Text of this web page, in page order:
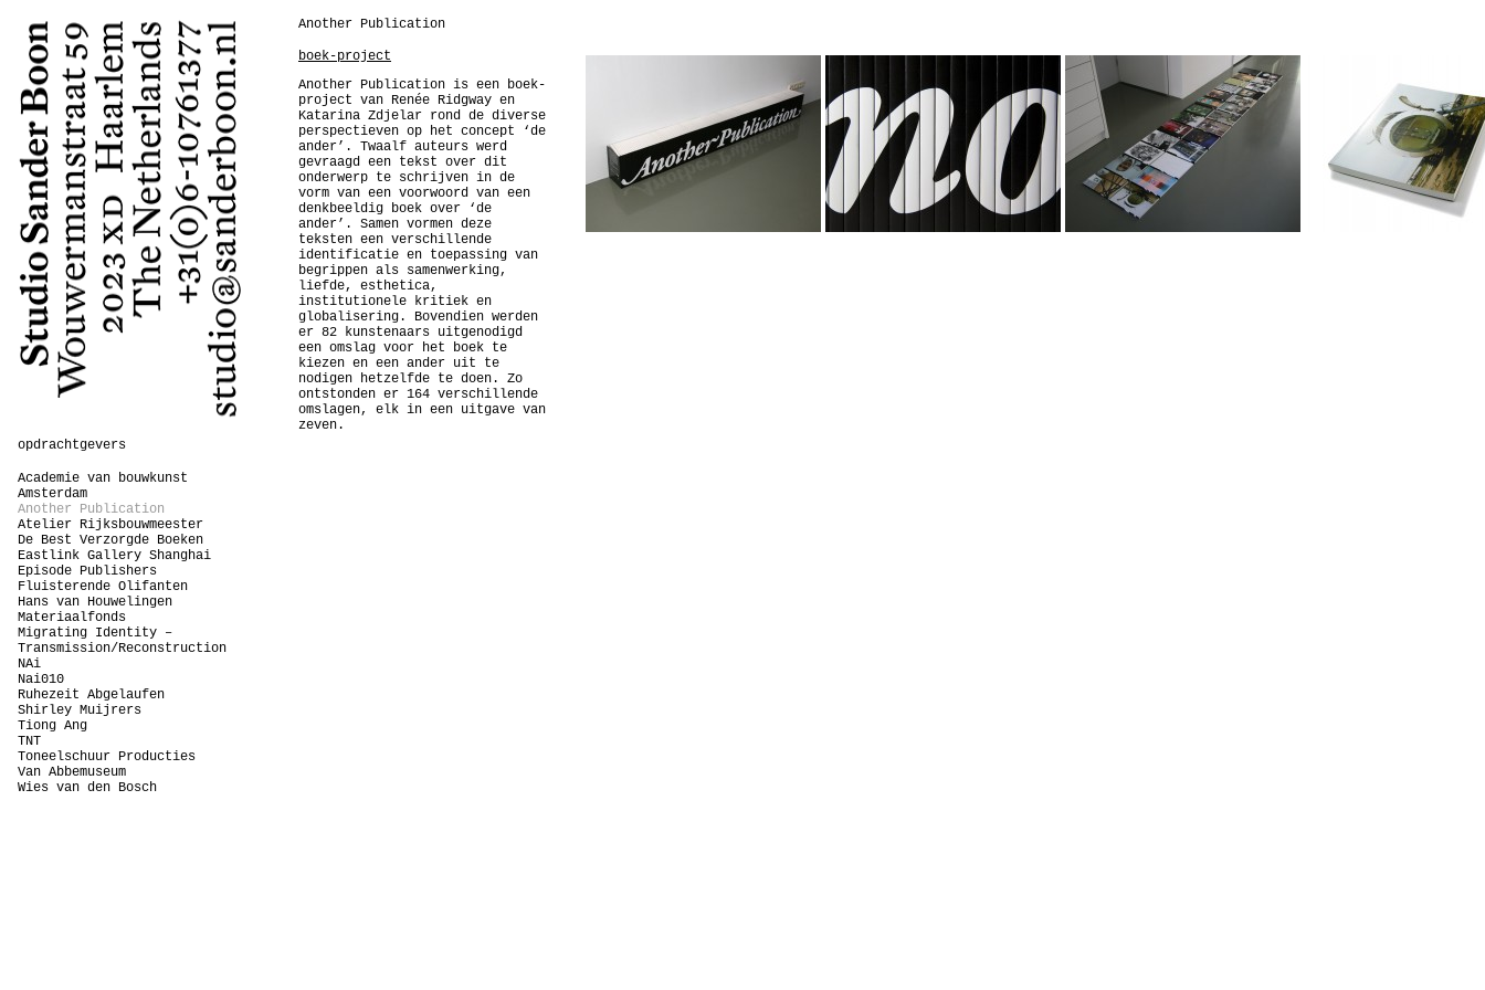
opdrachtgevers
Academie van bouwkunst
Amsterdam
Another Publication
Atelier Rijksbouwmeester
De Best Verzorgde Boeken
Eastlink Gallery Shanghai
Episode Publishers
Fluisterende Olifanten
Hans van Houwelingen
Materiaalfonds
Migrating Identity –
Transmission/Reconstruction
NAi
Nai010
Ruhezeit Abgelaufen
Shirley Muijrers
Tiong Ang
TNT
Toneelschuur Producties
Van Abbemuseum
Wies van den Bosch
Another Publication
boek-project
Another Publication is een boek-
project van Renée Ridgway en
Katarina Zdjelar rond de diverse
perspectieven op het concept ‘de
ander’. Twaalf auteurs werd
gevraagd een tekst over dit
onderwerp te schrijven in de
vorm van een voorwoord van een
denkbeeldig boek over ‘de
ander’. Samen vormen deze
teksten een verschillende
identificatie en toepassing van
begrippen als samenwerking,
liefde, esthetica,
institutionele kritiek en
globalisering. Bovendien werden
er 82 kunstenaars uitgenodigd
een omslag voor het boek te
kiezen en een ander uit te
nodigen hetzelfde te doen. Zo
ontstonden er 164 verschillende
omslagen, elk in een uitgave van
zeven.